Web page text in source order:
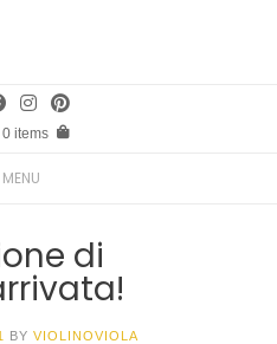
0 items
MENU
di
BY VIOLINOVIOLA